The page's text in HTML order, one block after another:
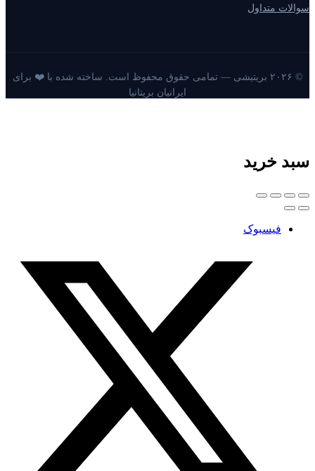
سوالات متداول
© ۲۰۲۶ بریتیشی — تمامی حقوق محفوظ است. ساخته شده با ❤️ برای
ایرانیان بریتانیا
سبد خرید
فیسبوک